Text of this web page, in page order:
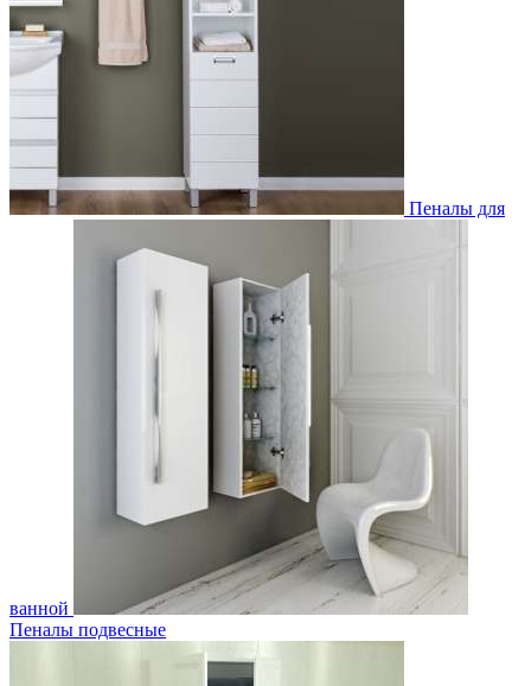
Пеналы для
ванной
Пеналы подвесные